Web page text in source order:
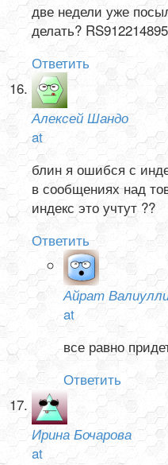
две недели уже
делать?
Ответить
Алексей Шандо
at
блин я ошибся с
в сообщениях над
индекс это учтут ??
Ответить
Айрат
at
все равно
Ответить
Ирина Бочарова
at